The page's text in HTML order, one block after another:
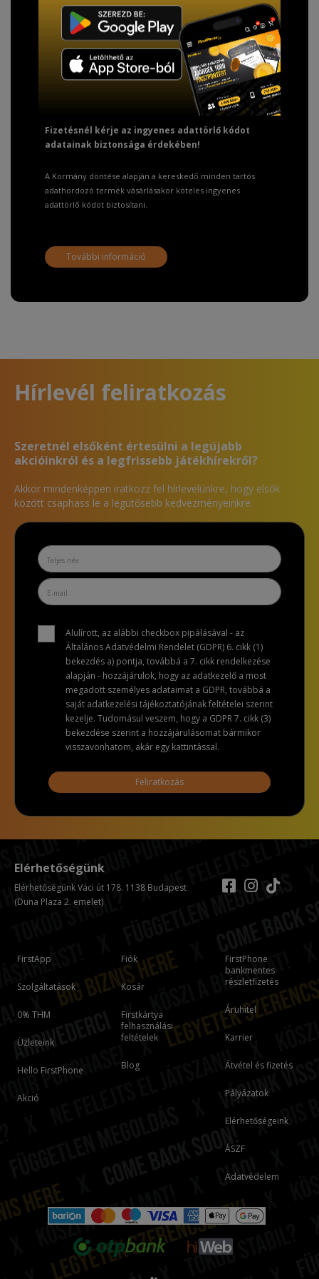
Fizetésnél kérje az ingyenes adattörlő kódot
adatainak biztonsága érdekében!
A Kormány döntése alapján a kereskedő minden tartós
adathordozó termék vásárlásakor köteles ingyenes
adattörlő kódot biztosítani.
További információ
Hírlevél feliratkozás
Szeretnél elsőként értesülni a legújabb
akcióinkról és a legfrissebb játékhírekről?
Akkor mindenképpen iratkozz fel hírlevelünkre, hogy elsők
között csaphass le a legütősebb kedvezményeinkre.
Alulírott, az alábbi checkbox pipálásával - az
Általános Adatvédelmi Rendelet (GDPR) 6. cikk (1)
bekezdés a) pontja, továbbá a 7. cikk rendelkezése
alapján - hozzájárulok, hogy az adatkezelő a most
megadott személyes adataimat a GDPR, továbbá a
saját adatkezelési tájékoztatójának feltételei szerint
kezelje. Tudomásul veszem, hogy a GDPR 7. cikk (3)
bekezdése szerint a hozzájárulásomat bármikor
visszavonhatom, akár egy kattintással.
Feliratkozás
FirstApp
Szolgáltatások
0% THM
Üzleteink
Hello FirstPhone
Akció
Fiók
Kosár
Firstkártya
felhasználási
feltételek
Blog
FirstPhone
bankmentes
részletfizetés
Áruhitel
Karrier
Átvétel és fizetés
Pályázatok
Elérhetőségeink
ÁSZF
Adatvédelem
Elérhetőségünk
Elérhetőségünk Váci út 178. 1138 Budapest
(Duna Plaza 2. emelet)